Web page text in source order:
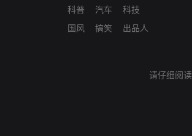
科普
国风
汽车
搞笑
科技
出品人
请仔细阅读